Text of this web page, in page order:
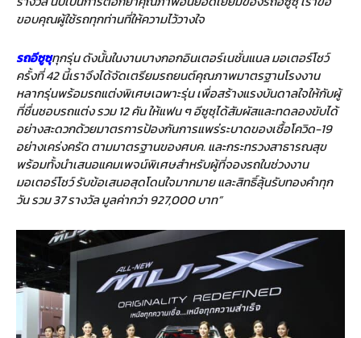
ขอบคุณผู้ใช้รถทุกท่านที่ให้ความไว้วางใจ
รถอีซูซุทุกรุ่น ดังนั้นในงานบางกอกอินเตอร์เนชั่นแนล มอเตอร์โชว์
ครั้งที่ 42 นี้เราจึงได้จัดเตรียมรถยนต์คุณภาพมาตรฐานโรงงาน
หลากรุ่นพร้อมรถแต่งพิเศษเฉพาะรุ่น เพื่อสร้างแรงบันดาลใจให้กับผู้
ที่ชื่นชอบรถแต่ง รวม 12 คัน ให้แฟน ๆ อีซูซุได้สัมผัสและทดลองขับได้
อย่างสะดวกด้วยมาตรการป้องกันการแพร่ระบาดของเชื้อโควิด-19
อย่างเคร่งครัด ตามมาตรฐานของศบค. และกระทรวงสาธารณสุข
พร้อมทั้งนำเสนอแคมเพจน์พิเศษสำหรับผู้ที่จองรถในช่วงงาน
มอเตอร์โชว์ รับข้อเสนอสุดโดนใจมากมาย และสิทธิ์ลุ้นรับทองคำทุก
วัน รวม37รางวัล มูลค่ากว่า927,000 บาท”